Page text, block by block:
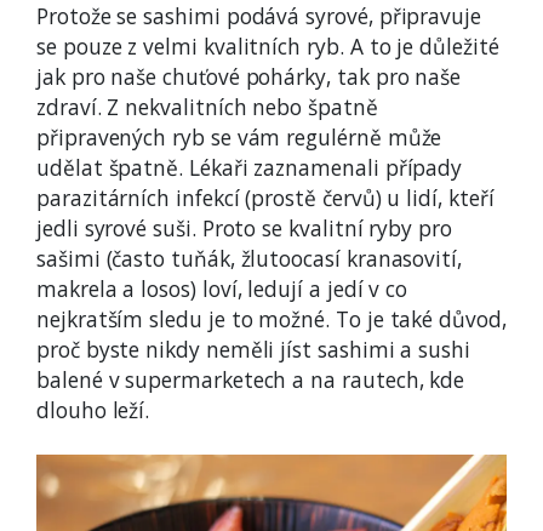
Protože se sashimi podává syrové, připravuje
se pouze z velmi kvalitních ryb. A to je důležité
jak pro naše chuťové pohárky, tak pro naše
zdraví. Z nekvalitních nebo špatně
připravených ryb se vám regulérně může
udělat špatně. Lékaři zaznamenali případy
parazitárních infekcí (prostě červů) u lidí, kteří
jedli syrové suši. Proto se kvalitní ryby pro
sašimi (často tuňák, žlutoocasí kranasovití,
makrela a losos) loví, ledují a jedí v co
nejkratším sledu je to možné. To je také důvod,
proč byste nikdy neměli jíst sashimi a sushi
balené v supermarketech a na rautech, kde
dlouho leží.